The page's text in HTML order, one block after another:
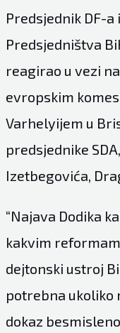
Predsjednik DF-a
Predsjedništva
reagirao u vezi
evropskim
Varhelyijem u
predsjednike
Izetbegovića,
“Najava Dodika
kakvim
dejtonski ustroj
potrebna ukoliko
dokaz